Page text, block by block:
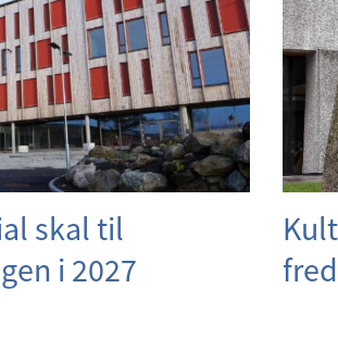
skal til
i 2027